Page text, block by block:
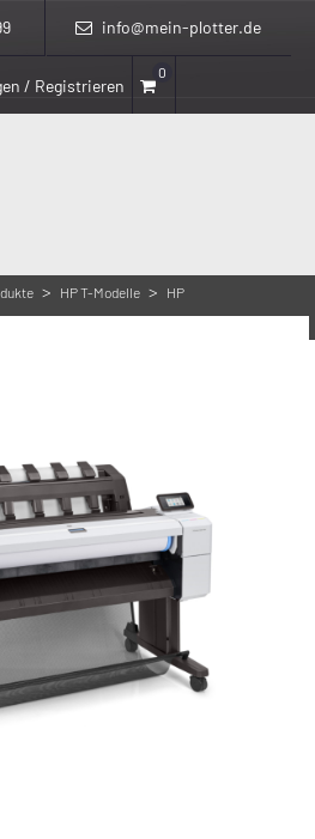
info@mein-plotter.de
/ Registrieren
0
> HP T-Modelle >
HP